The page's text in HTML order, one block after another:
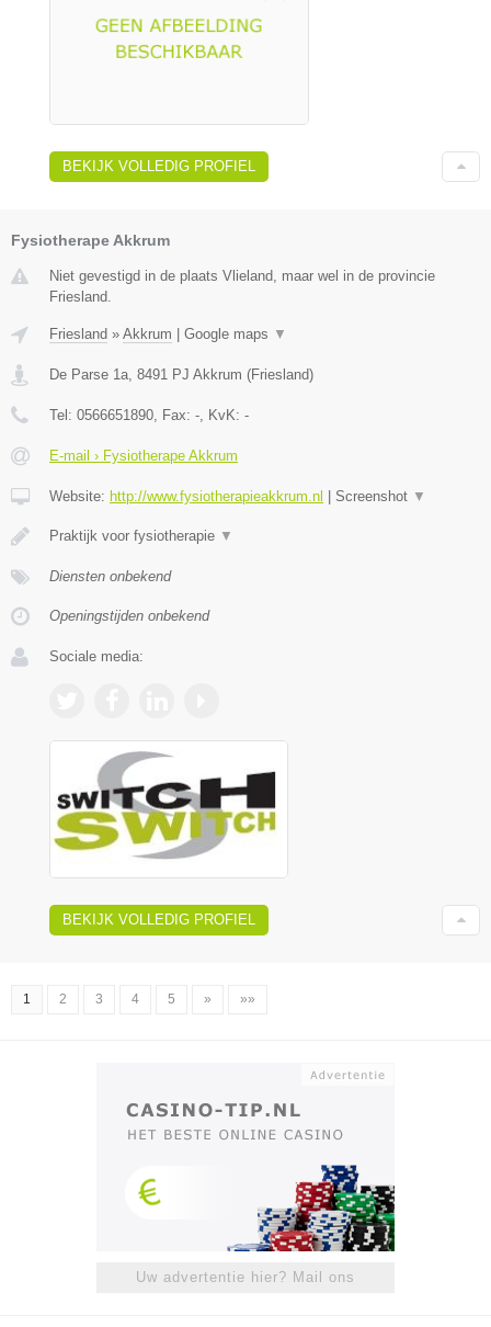
BEKIJK VOLLEDIG PROFIEL
Fysiotherape Akkrum
Niet gevestigd in de plaats Vlieland, maar wel in de provincie
Friesland.
Friesland » Akkrum Google maps ▼
De Parse 1a, 8491 PJ Akkrum (Friesland)
Tel: 0566651890, Fax: -, KvK: -
E-mail › Fysiotherape Akkrum
Website: http://www.fysiotherapieakkrum.nl Screenshot ▼
Praktijk voor fysiotherapie ▼
Diensten onbekend
Openingstijden onbekend
Sociale media:
BEKIJK VOLLEDIG PROFIEL
1 2 3 4 5 » »»
Uw advertentie hier? Mail ons